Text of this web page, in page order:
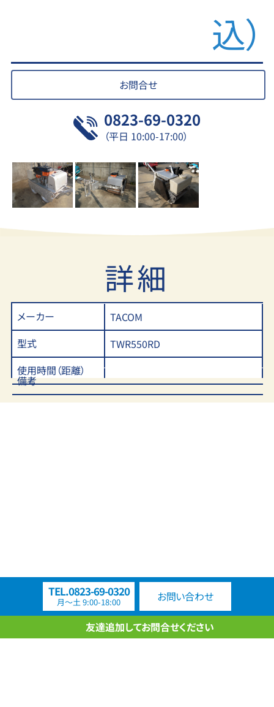
TEL.0823-69-0320
月〜土 9:00-18:00 お問い合わせ
友達追加してお問合せください
込）
お問合せ
0823-69-0320
（平日 10:00-17:00）
詳細
メーカー
TACOM
型式
TWR550RD
使用時間（距離）
備考